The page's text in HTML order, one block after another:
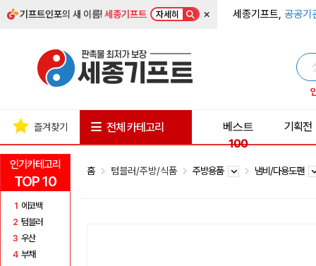
기프트인포의 새 이름!세종기프트 자세히 × 세종기프트, 공공기
인기카테고리
TOP 10
1 에코백
2 텀블러
3 우산
4 부채
즐겨찾기 전체 카테고리
베스트
100
기획전
홈 텀블러/주방/식품 주방용품 냄비/다용도팬